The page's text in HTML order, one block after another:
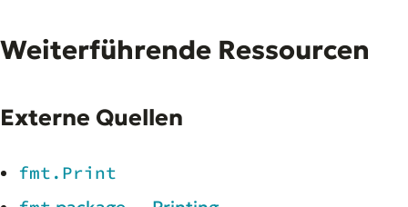
Weiterführende Ressourcen
Externe Quellen
fmt.Print